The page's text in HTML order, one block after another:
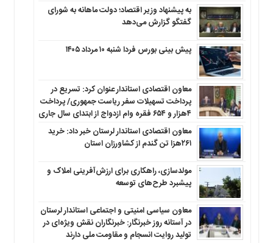
به پیشنهاد وزیر اقتصاد؛ دولت ماهانه به شورای
گفتگو گزارش می‌دهد
پیش بینی بورس فردا شنبه ۱۰ مرداد ۱۴۰۵
معاون اقتصادی استاندار عنوان کرد: تسریع در
پرداخت تسهیلات سفر ریاست جمهوری/ پرداخت
۴هزار و ۶۵۴ فقره وام ازدواج از ابتدای سال جاری
معاون اقتصادی استاندار لرستان خبر داد: خرید
۲۶۱هزا تن گندم از کشاورزان استان
مولدسازی، راهکاری برای ارزش‌آفرینی املاک و
پیشبرد طرح‌های توسعه
معاون سیاسی امنیتی و اجتماعی استاندار لرستان
در آستانه روز خبرنگار: خبرنگاران نقش ویژه‌ای در
تولید روایت انسجام و مقاومت ملی دارند